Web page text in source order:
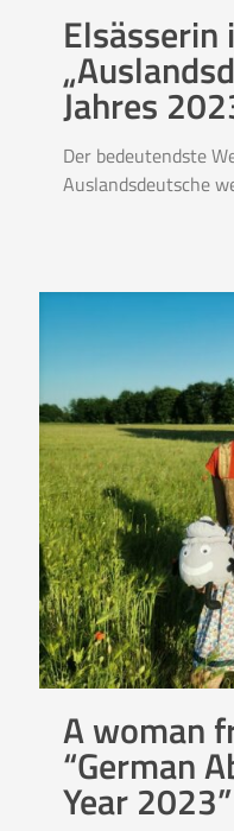
Elsässerin
Jahres
Der bedeutendste
Auslandsdeutsche
A woman
“German
Year 2023”